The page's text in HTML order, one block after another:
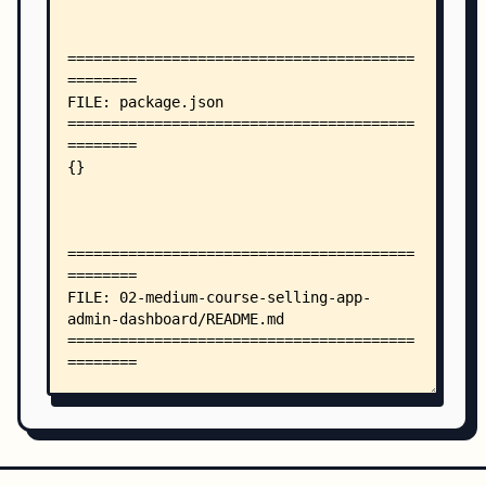
    ├── CourseAppBackend/
    │   ├── README.md
    │   ├── index.js
    │   ├── package.json
    │   ├── db/
    │   │   └── index.js
    │       ├── admin.js
    │       └── user.js
    ├── JS_dataStructure/
    │   ├── stack.js
    │   └── toggleFunctionArguments.js
    ├── JsRefresher/
    │   ├── callback.js
    │   ├── expenditure-analysis.js
    │   ├── promises.js